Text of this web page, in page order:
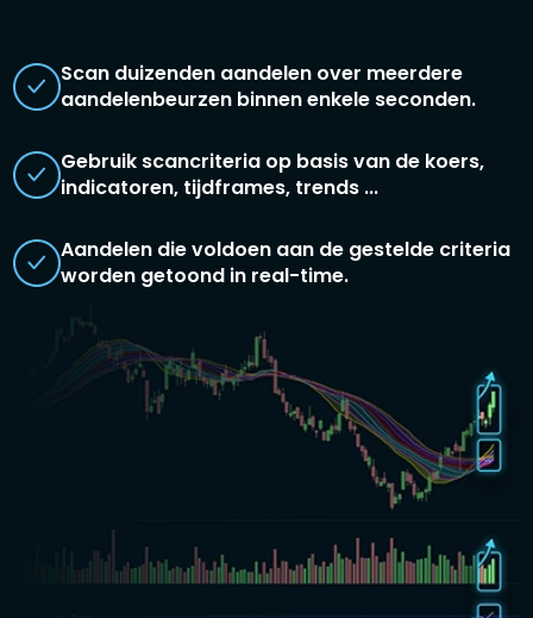
Scan duizenden aandelen over meerdere
aandelenbeurzen binnen enkele seconden.
Gebruik scancriteria op basis van de koers,
indicatoren, tijdframes, trends ...
Aandelen die voldoen aan de gestelde criteria
worden getoond in real-time.